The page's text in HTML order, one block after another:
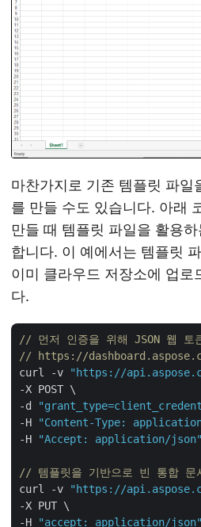
마찬가지로 기존 템플릿 파일
를 만들 수도 있습니다. 아래
만들 때 템플릿 파일을 활용
합니다. 이 예에서는 템플릿
이미 클라우드 저장소에 업로
다.
// 먼저 인증을 위해 JSON 웹 토
// https://
curl -v
"https://
-X POST \
-d
-H
"Content-Type:
-H
"Accept: application/json"
// 템플릿을 기반으로 빈 통합 문
curl -v
"https://
-X PUT \
-H
"accept: application/json"